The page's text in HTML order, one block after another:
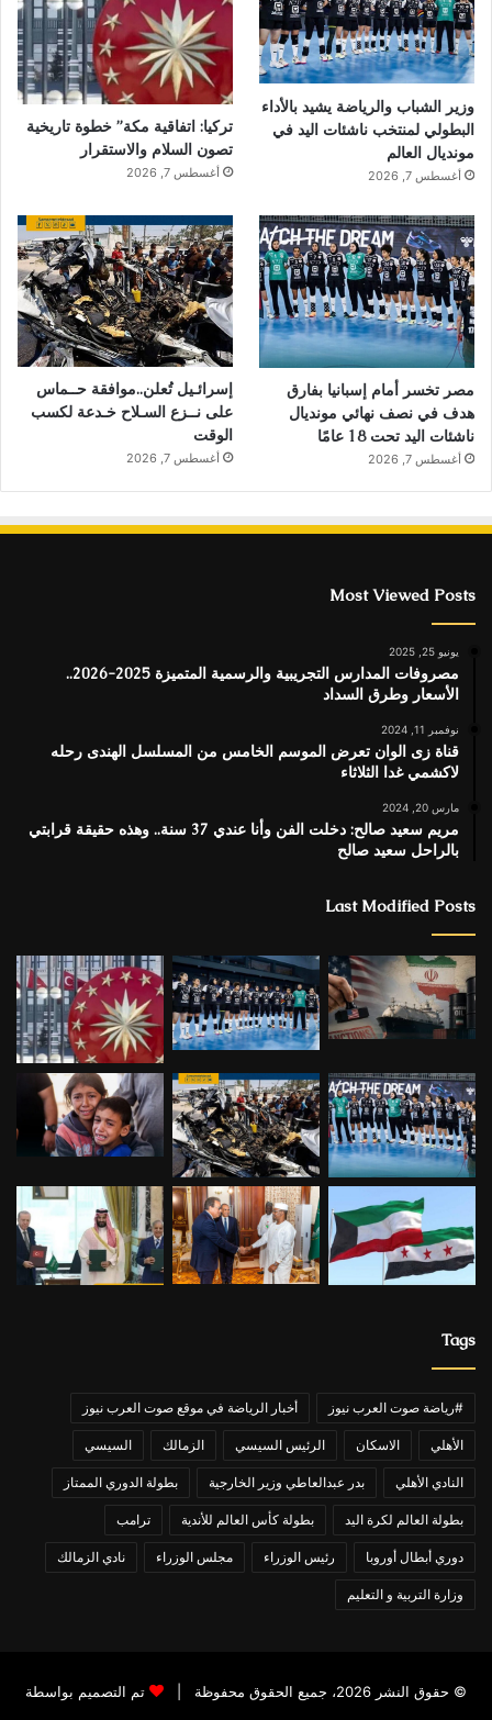
وزير الشباب والرياضة يشيد بالأداء
البطولي لمنتخب ناشئات اليد في
مونديال العالم
أغسطس 7, 2026
تركيا: اتفاقية مكة” خطوة تاريخية
تصون السلام والاستقرار
أغسطس 7, 2026
مصر تخسر أمام إسبانيا بفارق
هدف في نصف نهائي مونديال
ناشئات اليد تحت 18 عامًا
أغسطس 7, 2026
إسرائـيل تُعلن..موافقة حــماس
على نــزع السـلاح خـدعة لكسب
الوقت
أغسطس 7, 2026
Most Viewed Posts
يونيو 25, 2025
مصروفات المدارس التجريبية والرسمية المتميزة 2025-2026..
الأسعار وطرق السداد
نوفمبر 11, 2024
قناة زى الوان تعرض الموسم الخامس من المسلسل الهندى رحله
لاكشمي غدا الثلاثاء
مارس 20, 2024
مريم سعيد صالح: دخلت الفن وأنا عندي 37 سنة.. وهذه حقيقة قرابتي
بالراحل سعيد صالح
Last Modified Posts
Tags
#رياضة صوت العرب نيوز أخبار الرياضة في موقع صوت العرب نيوز
الأهلي الاسكان الرئيس السيسي الزمالك السيسي
النادي الأهلي بدر عبدالعاطي وزير الخارجية بطولة الدوري الممتاز
بطولة العالم لكرة اليد بطولة كأس العالم للأندية ترامب
دوري أبطال أوروبا رئيس الوزراء مجلس الوزراء نادي الزمالك
وزارة التربية و التعليم
© حقوق النشر 2026، جميع الحقوق محفوظة |
تم التصميم بواسطة